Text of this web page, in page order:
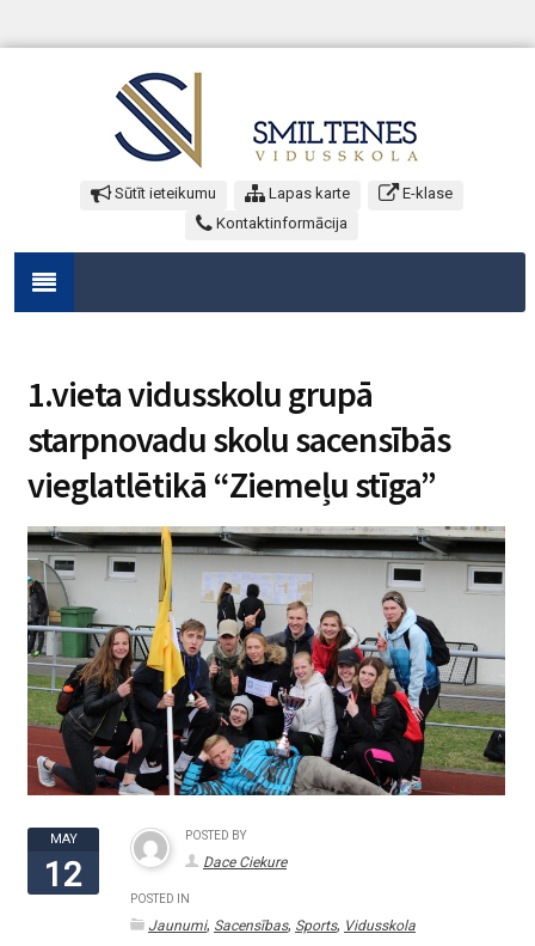
Sūtīt ieteikumu Lapas karte
E-klase
Kontaktinformācija
1.vieta vidusskolu grupā
starpnovadu skolu sacensībās
vieglatlētikā “Ziemeļu stīga”
MAY
12
POSTED BY
Dace Ciekure
POSTED IN
Jaunumi, Sacensības, Sports, Vidusskola